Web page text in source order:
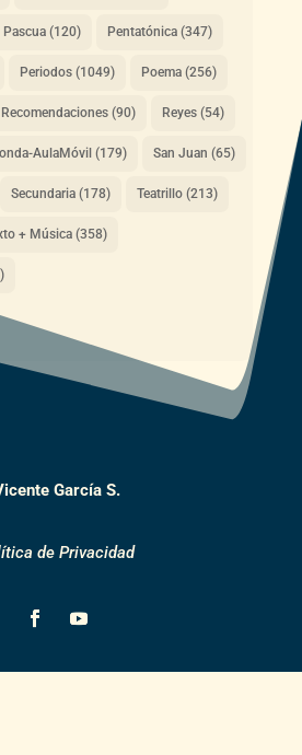
Pascua(120) Pentatónica(347)
Periodos(1049) Poema(256)
Recomendaciones(90) Reyes(54)
AulaMóvil (179) San Juan (65)
Secundaria(178) Teatrillo(213)
+ Música(358)
García S.
de Privacidad